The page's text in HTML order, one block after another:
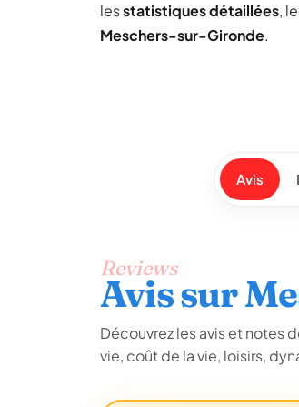
lesstatistiques détaillées,
Meschers-sur-Gironde.
Avis
Reviews
Avis sur
Découvrez les avis et notes
vie, coût de la vie, loisirs,